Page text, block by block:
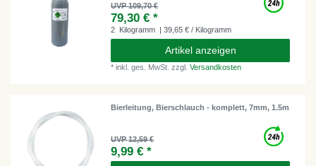
UVP 109,70 €
79,30 € *
2 Kilogramm | 39,65 € / Kilogramm
Artikel anzeigen
*inkl. ges. MwSt. zzgl.Versandkosten
Bierleitung, Bierschlauch - komplett, 7mm, 1.5m
UVP 12,59 €
9,99 € *